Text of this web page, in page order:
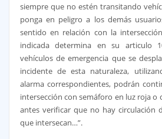
siempre que no estén transitando
ponga en peligro a los demás
sentido en relación con la
indicada determina en su articulo
vehículos de emergencia que se
incidente de esta naturaleza,
alarma correspondientes, podrán
intersección con semáforo en luz roja o
antes verificar que no hay circulación
que intersecan…”.